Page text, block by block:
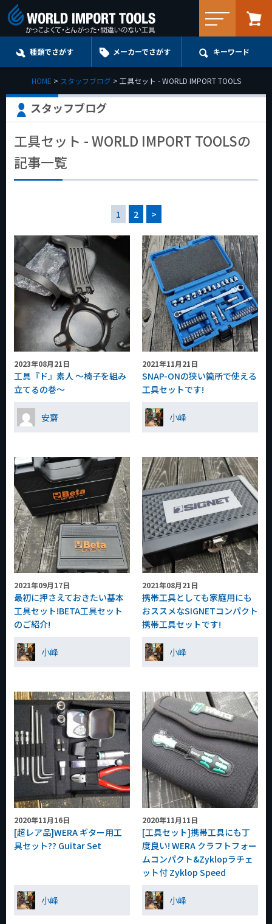
種類でさがす メーカーでさがす キーワード
HOME スタッフブログ 工具セット - WORLD IMPORT TOOLS
スタッフブログ
工具セット - WORLD IMPORT TOOLSの
記事一覧
1 2 >
2023年08月21日
工具『ド』素人 ～椅子を組み
立てるの巻～
安齋
2021年11月21日
SNAP-ONの狭い箇所で使える
工具セットです!
小峰
2021年09月17日
最初に押さえておきたい基本
工具セット!BETA工具セット
のご紹介!
小峰
2021年08月21日
携帯工具としても家庭用にも
おススメなSIGNETコンパクト
携帯工具セットです!
小峰
2020年11月16日
[超レア品]WERA ギター用工
具セット?? Guitar Set
小峰
2020年11月11日
[工具セット]携帯工具にも丁
度良い! WERA クラフトフォー
ムコンパクト&Zyklopラチェ
ット付 Zyklop Speed
小峰